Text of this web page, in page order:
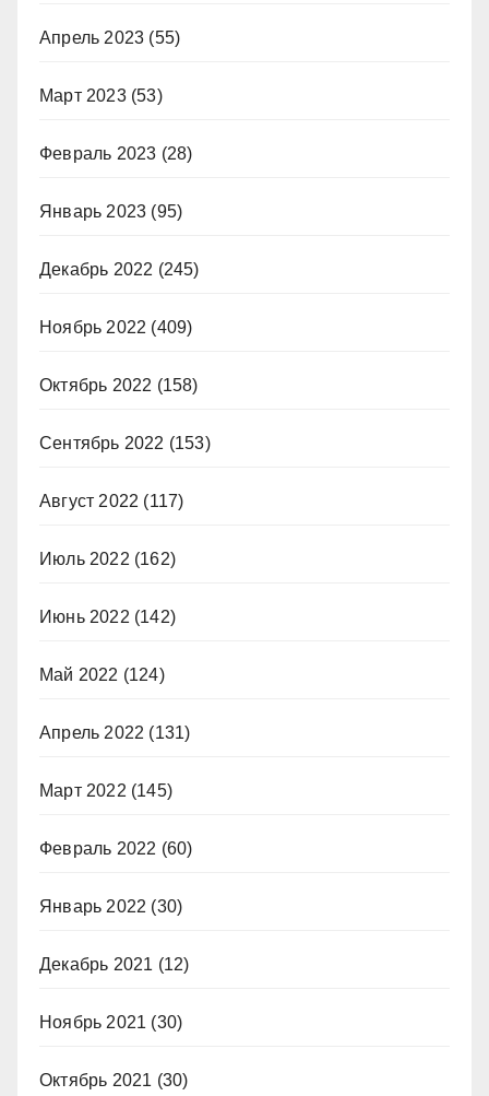
Апрель 2023 (55)
Март 2023(53)
Февраль 2023 (28)
Январь 2023 (95)
Декабрь 2022 (245)
Ноябрь 2022 (409)
Октябрь 2022 (158)
Сентябрь 2022 (153)
Август 2022 (117)
Июль 2022 (162)
Июнь 2022 (142)
Май 2022 (124)
Апрель 2022 (131)
Март 2022 (145)
Февраль 2022 (60)
Январь 2022 (30)
Декабрь 2021 (12)
Ноябрь 2021 (30)
Октябрь 2021 (30)